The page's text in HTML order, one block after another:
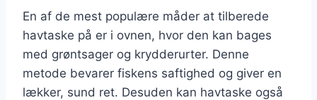
En af de mest populære måder at tilberede
havtaske på er i ovnen, hvor den kan bages
med grøntsager og krydderurter. Denne
metode bevarer fiskens saftighed og giver en
lækker, sund ret. Desuden kan havtaske også